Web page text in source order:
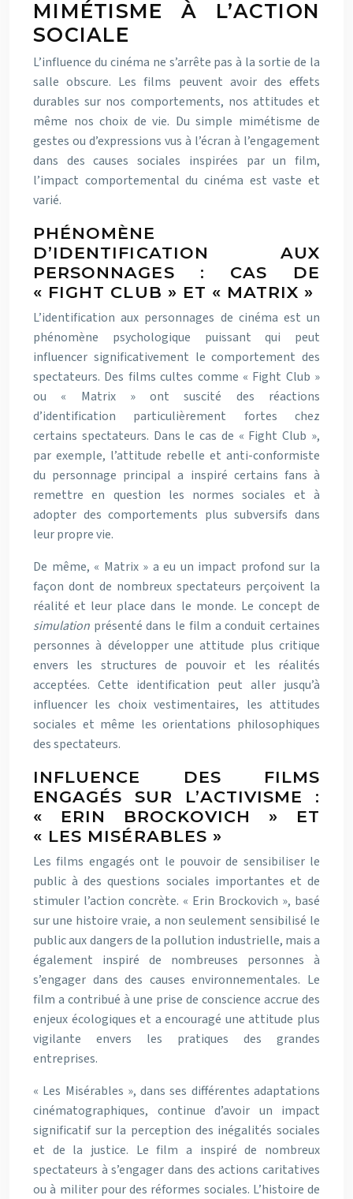
MIMÉTISME À L’ACTION
SOCIALE
L’influence du cinéma ne s’arrête pas à la sortie de la
salle obscure. Les films peuvent avoir des effets
durables sur nos comportements, nos attitudes et
même nos choix de vie. Du simple mimétisme de
gestes ou d’expressions vus à l’écran à l’engagement
dans des causes sociales inspirées par un film,
l’impact comportemental du cinéma est vaste et
varié.
PHÉNOMÈNE
D’IDENTIFICATION AUX
PERSONNAGES : CAS DE
« FIGHT CLUB » ET « MATRIX »
L’identification aux personnages de cinéma est un
phénomène psychologique puissant qui peut
influencer significativement le comportement des
spectateurs. Des films cultes comme « Fight Club »
ou « Matrix » ont suscité des réactions
d’identification particulièrement fortes chez
certains spectateurs. Dans le cas de « Fight Club »,
par exemple, l’attitude rebelle et anti-conformiste
du personnage principal a inspiré certains fans à
remettre en question les normes sociales et à
adopter des comportements plus subversifs dans
leur propre vie.
De même, « Matrix » a eu un impact profond sur la
façon dont de nombreux spectateurs perçoivent la
réalité et leur place dans le monde. Le concept de
simulation présenté dans le film a conduit certaines
personnes à développer une attitude plus critique
envers les structures de pouvoir et les réalités
acceptées. Cette identification peut aller jusqu’à
influencer les choix vestimentaires, les attitudes
sociales et même les orientations philosophiques
des spectateurs.
INFLUENCE DES FILMS
ENGAGÉS SUR L’ACTIVISME :
« ERIN BROCKOVICH » ET
« LES MISÉRABLES »
Les films engagés ont le pouvoir de sensibiliser le
public à des questions sociales importantes et de
stimuler l’action concrète. « Erin Brockovich », basé
sur une histoire vraie, a non seulement sensibilisé le
public aux dangers de la pollution industrielle, mais a
également inspiré de nombreuses personnes à
s’engager dans des causes environnementales. Le
film a contribué à une prise de conscience accrue des
enjeux écologiques et a encouragé une attitude plus
vigilante envers les pratiques des grandes
entreprises.
« Les Misérables », dans ses différentes adaptations
cinématographiques, continue d’avoir un impact
significatif sur la perception des inégalités sociales
et de la justice. Le film a inspiré de nombreux
spectateurs à s’engager dans des actions caritatives
ou à militer pour des réformes sociales. L’histoire de